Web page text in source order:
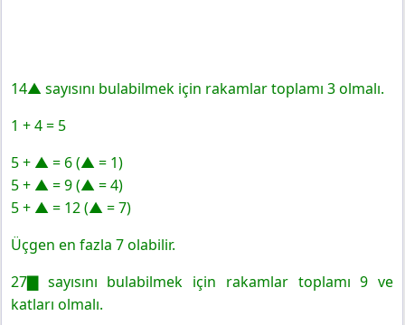
14▲ sayısını bulabilmek için rakamlar toplamı 3 olmalı.
1 + 4 = 5
5 + ▲ = 6 (▲ = 1)
5 + ▲ = 9 (▲ = 4)
5 + ▲ = 12 (▲ = 7)
Üçgen en fazla 7 olabilir.
27▇ sayısını bulabilmek için rakamlar toplamı 9 ve
katları olmalı.